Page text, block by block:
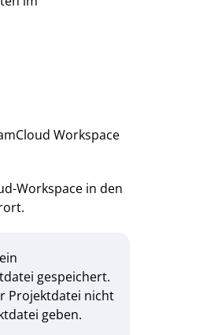
Workspace
Workspace in den
gespeichert.
Projektdatei nicht
geben.